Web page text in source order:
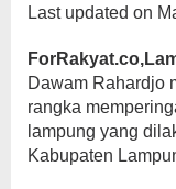
Last updated on
Dawam Rahardjo
rangka
lampung yang
Kabupaten